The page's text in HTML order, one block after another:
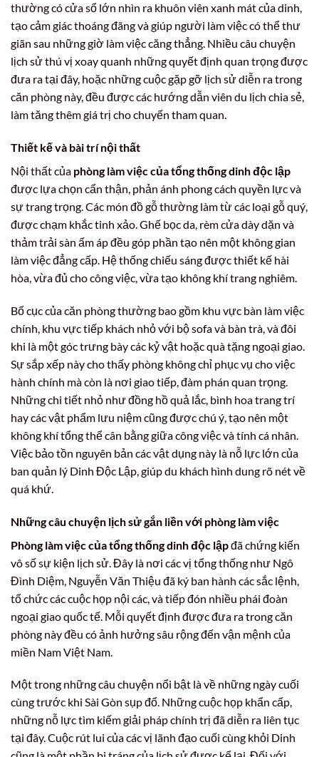
thường có cửa sổ lớn nhìn ra khuôn viên xanh mát của dinh,
tạo cảm giác thoáng đãng và giúp người làm việc có thể thư
giãn sau những giờ làm việc căng thẳng. Nhiều câu chuyện
lịch sử thú vị xoay quanh những quyết định quan trọng được
đưa ra tại đây, hoặc những cuộc gặp gỡ lịch sử diễn ra trong
căn phòng này, đều được các hướng dẫn viên du lịch chia sẻ,
làm tăng thêm giá trị cho chuyến tham quan.
Thiết kế và bài trí nội thất
Nội thất của phòng làm việc của tổng thống dinh độc lập
được lựa chọn cẩn thận, phản ánh phong cách quyền lực và
sự trang trọng. Các món đồ gỗ thường làm từ các loại gỗ quý,
được chạm khắc tinh xảo. Ghế bọc da, rèm cửa dày dặn và
thảm trải sàn ấm áp đều góp phần tạo nên một không gian
làm việc đẳng cấp. Hệ thống chiếu sáng được thiết kế hài
hòa, vừa đủ cho công việc, vừa tạo không khí trang nghiêm.
Bố cục của căn phòng thường bao gồm khu vực bàn làm việc
chính, khu vực tiếp khách nhỏ với bộ sofa và bàn trà, và đôi
khi là một góc trưng bày các kỷ vật hoặc quà tặng ngoại giao.
Sự sắp xếp này cho thấy phòng không chỉ phục vụ cho việc
hành chính mà còn là nơi giao tiếp, đàm phán quan trọng.
Những chi tiết nhỏ như đồng hồ quả lắc, bình hoa trang trí
hay các vật phẩm lưu niệm cũng được chú ý, tạo nên một
không khí tổng thể cân bằng giữa công việc và tính cá nhân.
Việc bảo tồn nguyên bản các vật dụng này là nỗ lực lớn của
ban quản lý Dinh Độc Lập, giúp du khách hình dung rõ nét về
quá khứ.
Những câu chuyện lịch sử gắn liền với phòng làm việc
Phòng làm việc của tổng thống dinh độc lậpđã chứng kiến
vô số sự kiện lịch sử. Đây là nơi các vị tổng thống như Ngô
Đình Diệm, Nguyễn Văn Thiệu đã ký ban hành các sắc lệnh,
tổ chức các cuộc họp nội các, và tiếp đón nhiều phái đoàn
ngoại giao quốc tế. Mỗi quyết định được đưa ra trong căn
phòng này đều có ảnh hưởng sâu rộng đến vận mệnh của
miền Nam Việt Nam.
Một trong những câu chuyện nổi bật là về những ngày cuối
cùng trước khi Sài Gòn sụp đổ. Những cuộc họp khẩn cấp,
những nỗ lực tìm kiếm giải pháp chính trị đã diễn ra liên tục
tại đây. Cuộc rút lui của các vị lãnh đạo cuối cùng khỏi Dinh